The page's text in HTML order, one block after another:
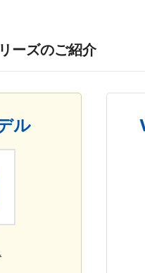
ーズのご紹介
ル